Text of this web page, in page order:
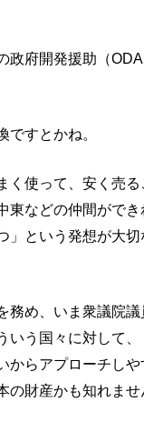
政府開発援助（
ですとかね。
く使って、安く売
東などの仲間がで
」という発想が大切
務め、いま衆議院
いう国々に対して
からアプローチし
の財産かも知れませ